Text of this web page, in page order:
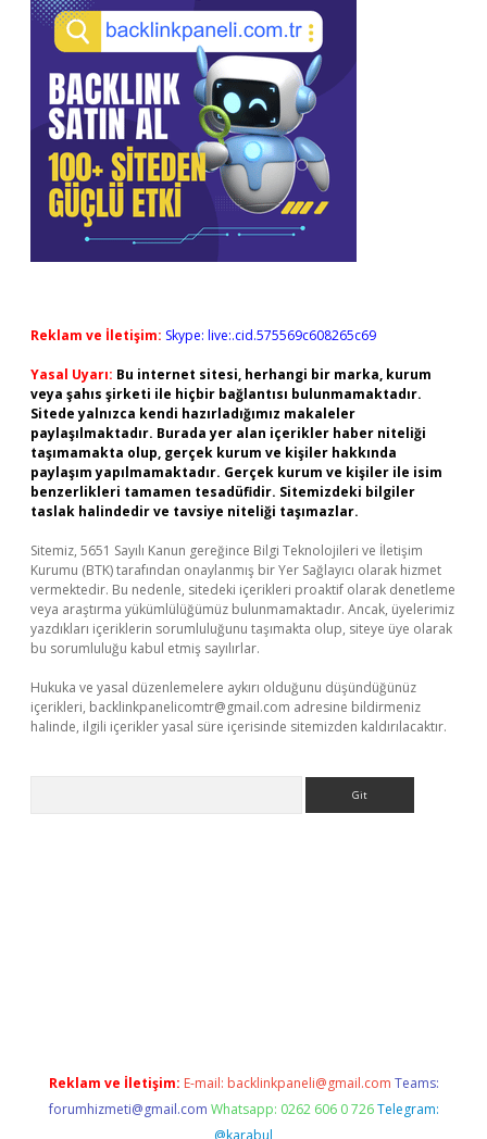
Reklam ve İletişim: Skype: live:.cid.575569c608265c69
Yasal Uyarı: Bu internet sitesi, herhangi bir marka, kurum
veya şahıs şirketi ile hiçbir bağlantısı bulunmamaktadır.
Sitede yalnızca kendi hazırladığımız makaleler
paylaşılmaktadır. Burada yer alan içerikler haber niteliği
taşımamakta olup, gerçek kurum ve kişiler hakkında
paylaşım yapılmamaktadır. Gerçek kurum ve kişiler ile isim
benzerlikleri tamamen tesadüfidir. Sitemizdeki bilgiler
taslak halindedir ve tavsiye niteliği taşımazlar.
Sitemiz, 5651 Sayılı Kanun gereğince Bilgi Teknolojileri ve İletişim
Kurumu (BTK) tarafından onaylanmış bir Yer Sağlayıcı olarak hizmet
vermektedir. Bu nedenle, sitedeki içerikleri proaktif olarak denetleme
veya araştırma yükümlülüğümüz bulunmamaktadır. Ancak, üyelerimiz
yazdıkları içeriklerin sorumluluğunu taşımakta olup, siteye üye olarak
bu sorumluluğu kabul etmiş sayılırlar.
Hukuka ve yasal düzenlemelere aykırı olduğunu düşündüğünüz
içerikleri, backlinkpanelicomtr@gmail.com adresine bildirmeniz
halinde, ilgili içerikler yasal süre içerisinde sitemizden kaldırılacaktır.
Reklam ve İletişim: E-mail: backlinkpaneli@gmail.com Teams:
forumhizmeti@gmail.com Whatsapp: 0262 606 0 726 Telegram:
@karabul